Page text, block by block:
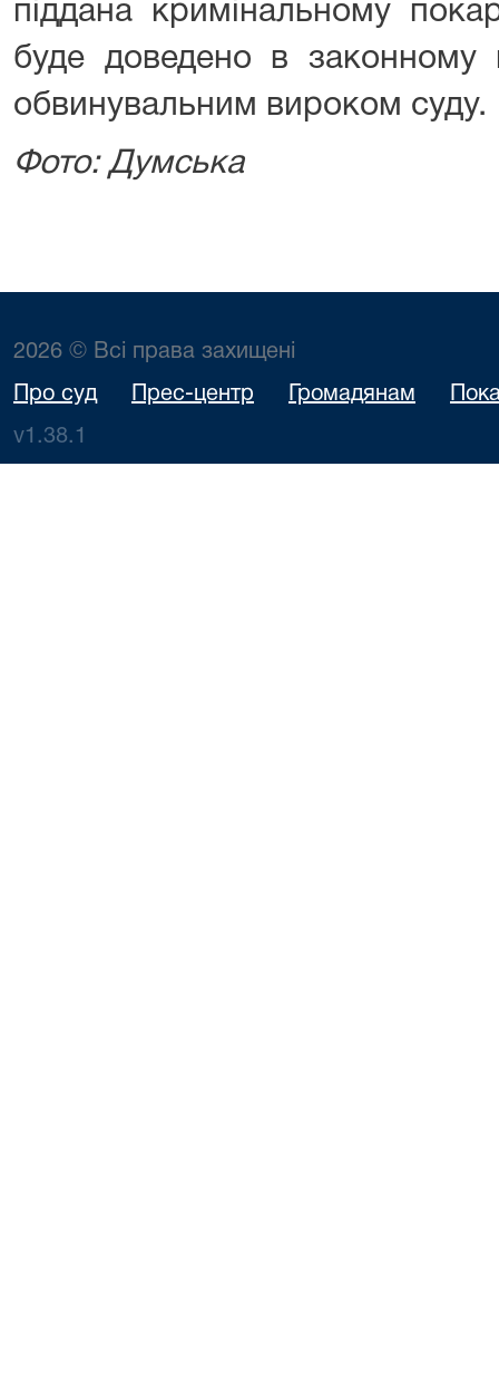
піддана кримінальному
буде доведено в законному
обвинувальним вироком суду.
Фото: Думська
2026 © Всі права захищені
Про суд Прес-центр Громадянам
v1.38.1